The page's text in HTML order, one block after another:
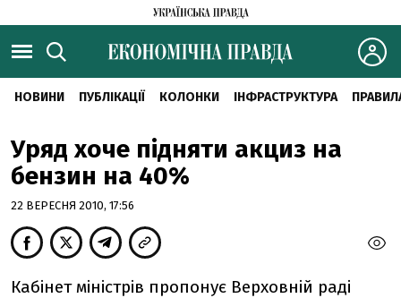
НОВИНИ ПУБЛІКАЦІЇ КОЛОНКИ ІНФРАСТРУКТУРА
Уряд хоче підняти акциз на
бензин на 40%
22 ВЕРЕСНЯ 2010, 17:56
Кабінет міністрів пропонує Верховній раді